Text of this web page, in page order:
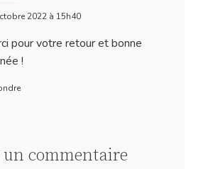
2022 à 15h40
pour votre retour et bonne
!
un commentaire